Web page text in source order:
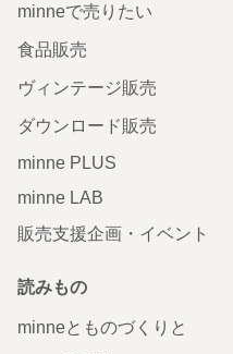
minneで売りたい
食品販売
ヴィンテージ販売
ダウンロード販売
minne PLUS
minne LAB
販売支援企画・イベント
読みもの
minneとものづくりと